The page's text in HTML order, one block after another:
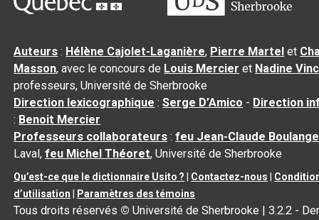
Auteurs : Hélène Cajolet-Laganière, Pierre Martel et
Masson, avec le concours de Louis Mercier et Nadine
professeurs, Université de Sherbrooke
Direction lexicographique :Serge D’Amico - Direction
: Benoit Mercier
Professeurs collaborateurs :feu Jean-Claude
Laval,feu Michel Théoret, Université de Sherbrooke
Qu’est-ce que le dictionnaire Usito ? Contactez-nous
d’utilisation
Paramètres des témoins
Tous droits réservés © Université de Sherbrooke |3.2.2 -